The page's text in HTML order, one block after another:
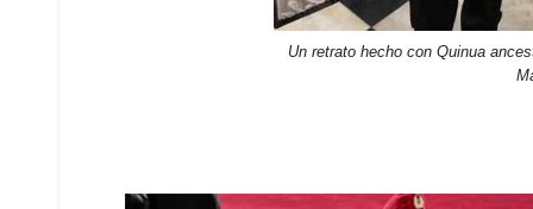
Un retrato hecho con Quinua